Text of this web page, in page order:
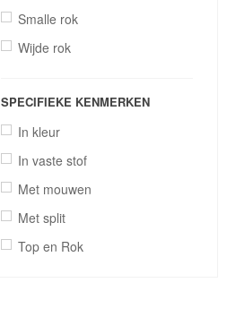
Smalle rok
Wijde rok
SPECIFIEKE KENMERKEN
In kleur
In vaste stof
Met mouwen
Met split
Top en Rok